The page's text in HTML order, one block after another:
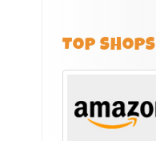
TOP SHOPS